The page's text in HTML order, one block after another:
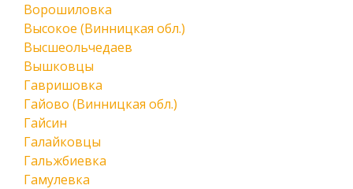
Ворошиловка
Высокое (Винницкая обл.)
Высшеольчедаев
Вышковцы
Гавришовка
Гайово (Винницкая обл.)
Гайсин
Галайковцы
Гальжбиевка
Гамулевка